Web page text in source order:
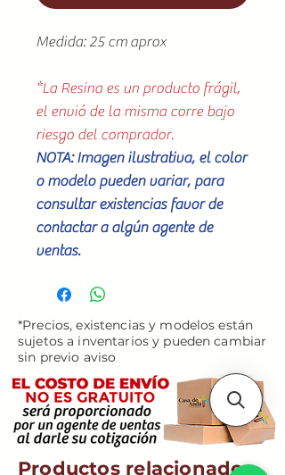
Medida: 25 cm aprox
*La Resina es un producto frágil,
el envió de la misma corre bajo
riesgo del comprador.
NOTA: Imagen ilustrativa, el color
o modelo pueden variar, para
consultar existencias favor de
contactar a algún agente de
ventas.
*Precios, existencias y modelos están
sujetos a inventarios y pueden cambiar
sin previo aviso
Productos relacionados